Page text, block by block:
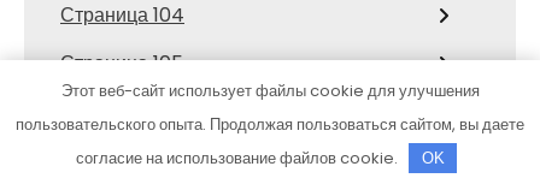
Страница 104
Страница 105
Страница 107
Этот веб-сайт использует файлы cookie для улучшения
пользовательского опыта. Продолжая пользоваться сайтом, вы даете
согласие на использование файлов cookie.
OK